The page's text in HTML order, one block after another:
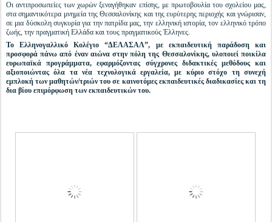
Οι αντιπροσωπείες των χωρών ξεναγήθηκαν επίσης, με πρωτοβουλία του σχολείου μας,
στα σημαντικότερα μνημεία της Θεσσαλονίκης και της ευρύτερης περιοχής και γνώρισαν,
σε μια δύσκολη συγκυρία για την πατρίδα μας, την ελληνική ιστορία, τον ελληνικό τρόπο
ζωής, την πραγματική Ελλάδα και τους πραγματικούς Έλληνες.
Το Ελληνογαλλικό Κολέγιο “ΔΕΛΑΣΑΛ”, με εκπαιδευτική παράδοση και
προσφορά πάνω από έναν αιώνα στην πόλη της Θεσσαλονίκης, υλοποιεί ποικίλα
ευρωπαϊκά προγράμματα, εφαρμόζοντας σύγχρονες διδακτικές μεθόδους και
αξιοποιώντας όλα τα νέα τεχνολογικά εργαλεία, με κύριο στόχο τη συνεχή
εμπλοκή των μαθητών/τριών του σε καινοτόμες εκπαιδευτικές διαδικασίες και τη
δια βίου επιμόρφωση των εκπαιδευτικών του.